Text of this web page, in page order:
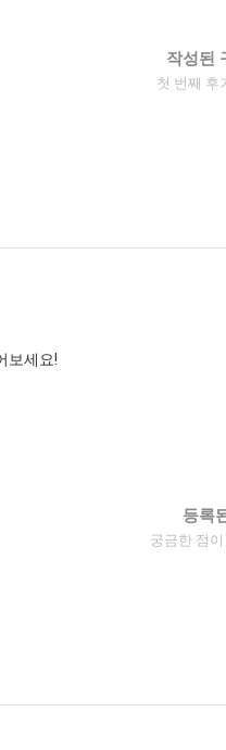
작성된
첫 번째 후
보세요!
등록
궁금한 점